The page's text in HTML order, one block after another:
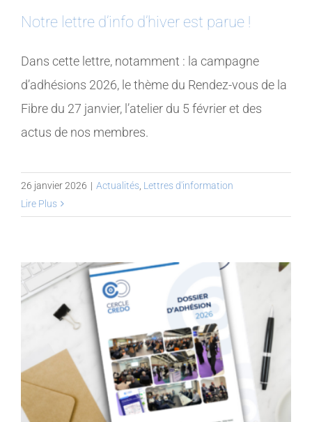
Notre lettre d’info d’hiver est parue !
Dans cette lettre, notamment : la campagne
d’adhésions 2026, le thème du Rendez-vous de la
Fibre du 27 janvier, l’atelier du 5 février et des
actus de nos membres.
26 janvier 2026 | Actualités, Lettres d'information
Lire Plus